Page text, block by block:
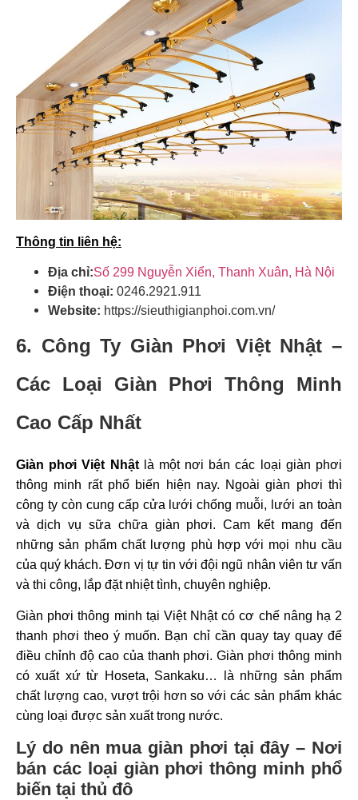
Thông tin liên hệ:
Địa chỉ:Số 299 Nguyễn Xiển, Thanh Xuân, Hà Nội
Điện thoại: 0246.2921.911
Website: https://sieuthigianphoi.com.vn/
6. Công Ty Giàn Phơi Việt Nhật –
Các Loại Giàn Phơi Thông Minh
Cao Cấp Nhất
Giàn phơi Việt Nhậtlà một nơi bán các loại giàn phơi
thông minh rất phổ biến hiện nay. Ngoài giàn phơi thì
công ty còn cung cấp cửa lưới chống muỗi, lưới an toàn
và dịch vụ sữa chữa giàn phơi. Cam kết mang đến
những sản phẩm chất lượng phù hợp với mọi nhu cầu
của quý khách. Đơn vị tự tin với đội ngũ nhân viên tư vấn
và thi công, lắp đặt nhiệt tình, chuyên nghiệp.
Giàn phơi thông minh tại Việt Nhật có cơ chế nâng hạ 2
thanh phơi theo ý muốn. Bạn chỉ cần quay tay quay để
điều chỉnh độ cao của thanh phơi. Giàn phơi thông minh
có xuất xứ từ Hoseta, Sankaku… là những sản phẩm
chất lượng cao, vượt trội hơn so với các sản phẩm khác
cùng loại được sản xuất trong nước.
Lý do nên mua giàn phơi tại đây – Nơi
bán các loại giàn phơi thông minh phổ
biến tại thủ đô